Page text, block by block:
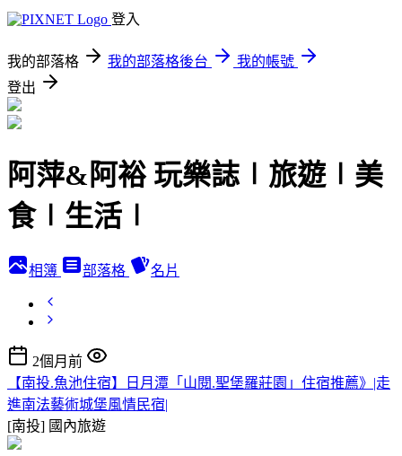
登入
我的部落格 我的部落格後台
我的帳號
登出
阿萍&阿裕 玩樂誌∣旅遊∣美
食∣生活∣
相簿 部落格 名片
2個月前
【南投.魚池住宿】日月潭「山閱.聖堡羅莊園」住宿推薦》|走
進南法藝術城堡風情民宿|
[南投] 國內旅遊